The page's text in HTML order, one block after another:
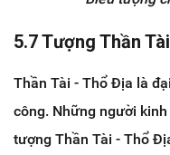
5.7 Tượng Thần
Thần Tài - Thổ Địa là
công. Những người
tượng Thần Tài - Thổ